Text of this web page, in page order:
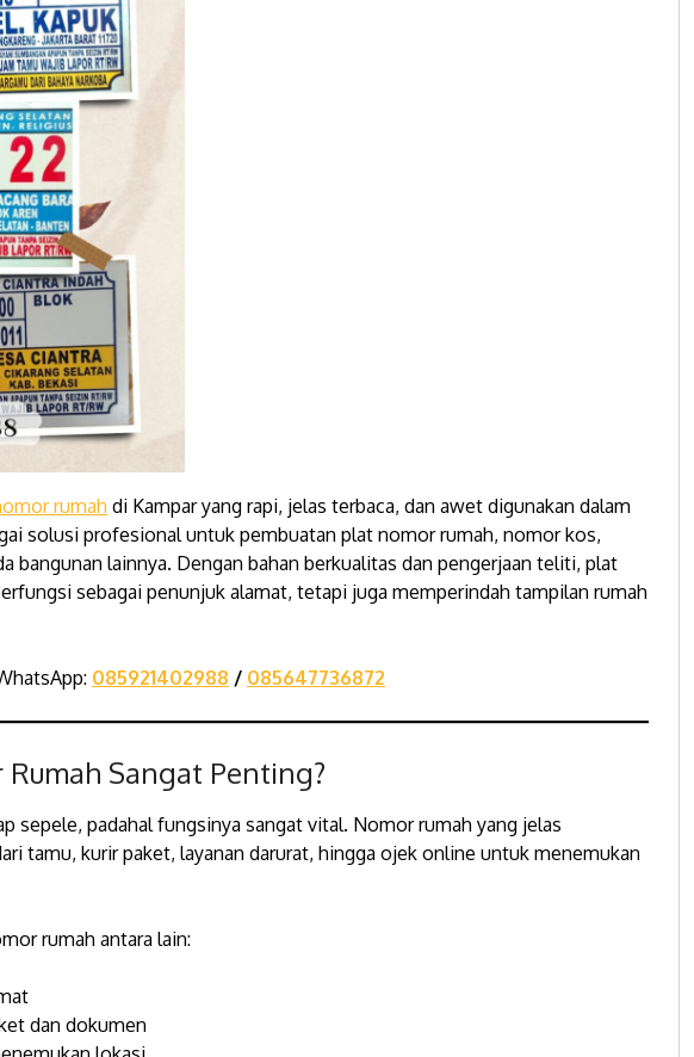
rumah di Kampar yang rapi, jelas terbaca, dan awet digunakan dalam
solusi profesional untuk pembuatan plat nomor rumah, nomor kos,
bangunan lainnya. Dengan bahan berkualitas dan pengerjaan teliti, plat
sebagai penunjuk alamat, tetapi juga memperindah tampilan rumah
085921402988 / 085647736872
Sangat Penting?
sepele, padahal fungsinya sangat vital. Nomor rumah yang jelas
tamu, kurir paket, layanan darurat, hingga ojek online untuk menemukan
rumah antara lain:
dan dokumen